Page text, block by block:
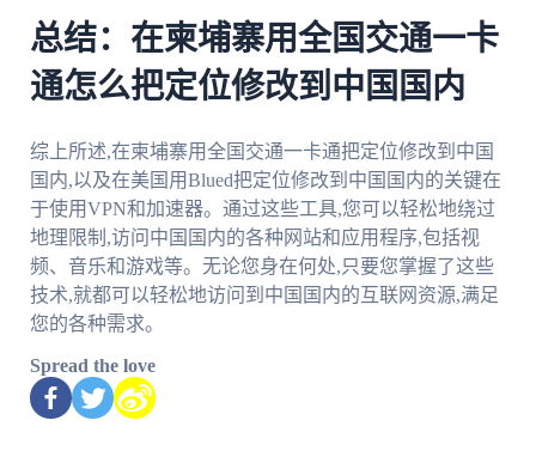
总结：在柬埔寨用全国交通一卡
通怎么把定位修改到中国国内
综上所述,在柬埔寨用全国交通一卡通把定位修改到中国
国内,以及在美国用Blued把定位修改到中国国内的关键在
于使用VPN和加速器。通过这些工具,您可以轻松地绕过
地理限制,访问中国国内的各种网站和应用程序,包括视
频、音乐和游戏等。无论您身在何处,只要您掌握了这些
技术,就都可以轻松地访问到中国国内的互联网资源,满足
您的各种需求。
Spread the love